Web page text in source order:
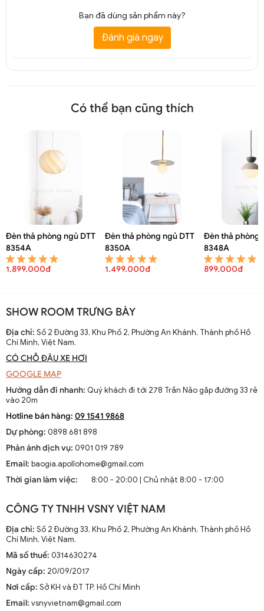
Bạn đã dùng sản phẩm này?
Đánh giá ngay
Có thể bạn cũng thích
Đèn thả phòng ngủ DTT
8354A
1.899.000đ
Đèn thả phòng ngủ DTT
8350A
1.499.000đ
Đèn thả phòng
8348A
899.000đ
SHOW ROOM TRƯNG BÀY
Địa chỉ: Số 2 Đường 33, Khu Phố 2, Phường An Khánh, Thành phố Hồ
Chí Minh, Việt Nam.
CÓ CHỖ ĐẬU XE HƠI
GOOGLE MAP
Hướng dẫn đi nhanh: Quý khách đi tới 278 Trần Não gặp đường 33 rẽ
vào 20m
Hotline bán hàng: 09 1541 9868
Dự phòng: 0898 681 898
Phản ánh dịch vụ: 0901 019 789
Email: baogia.apollohome@gmail.com
Thời gian làm việc:
8:00 - 20:00 | Chủ nhật 8:00 - 17:00
CÔNG TY TNHH VSNY VIỆT NAM
Địa chỉ: Số 2 Đường 33, Khu Phố 2, Phường An Khánh, Thành phố Hồ
Chí Minh, Việt Nam.
Mã số thuế: 0314630274
Ngày cấp: 20/09/2017
Nơi cấp: Sở KH và ĐT TP. Hồ Chí Minh
Email: vsnyvietnam@gmail.com